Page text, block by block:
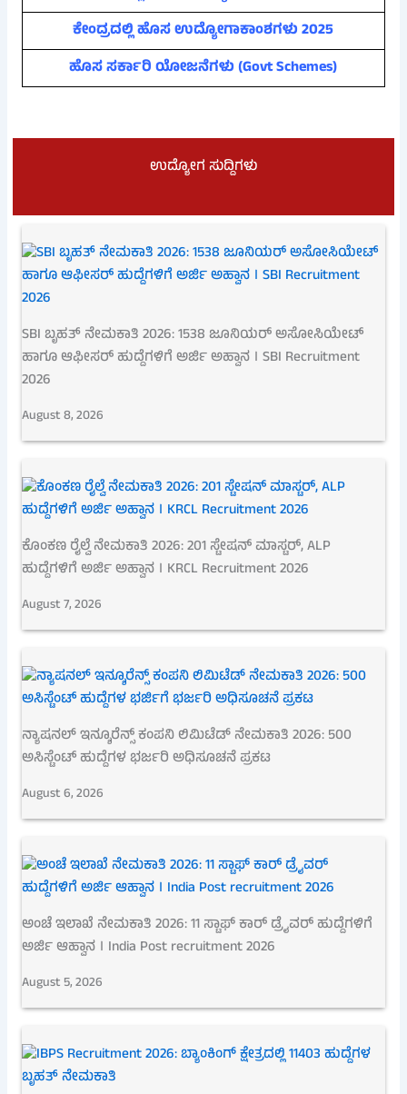
ಕೇಂದ್ರದಲ್ಲಿ ಹೊಸ ಉದ್ಯೋಗಾಕಾಂಶಗಳು 2025
ಹೊಸ ಸರ್ಕಾರಿ ಯೋಜನೆಗಳು (Govt Schemes)
ಉದ್ಯೋಗ ಸುದ್ದಿಗಳು
SBI ಬೃಹತ್ ನೇಮಕಾತಿ 2026: 1538 ಜೂನಿಯರ್ ಅಸೋಸಿಯೇಟ್
ಹಾಗೂ ಆಫೀಸರ್ ಹುದ್ದೆಗಳಿಗೆ ಅರ್ಜಿ ಅಹ್ವಾನ । SBI Recruitment
2026
August 8, 2026
ಕೊಂಕಣ ರೈಲ್ವೆ ನೇಮಕಾತಿ 2026: 201 ಸ್ಟೇಷನ್ ಮಾಸ್ಟರ್, ALP
ಹುದ್ದೆಗಳಿಗೆ ಅರ್ಜಿ ಅಹ್ವಾನ । KRCL Recruitment 2026
August 7, 2026
ನ್ಯಾಷನಲ್ ಇನ್ಶೂರೆನ್ಸ್ ಕಂಪನಿ ಲಿಮಿಟೆಡ್ ನೇಮಕಾತಿ 2026: 500
ಅಸಿಸ್ಟೆಂಟ್ ಹುದ್ದೆಗಳ ಭರ್ಜರಿ ಅಧಿಸೂಚನೆ ಪ್ರಕಟ
August 6, 2026
ಅಂಚೆ ಇಲಾಖೆ ನೇಮಕಾತಿ 2026: 11 ಸ್ಟಾಫ್ ಕಾರ್ ಡ್ರೈವರ್ ಹುದ್ದೆಗಳಿಗೆ
ಅರ್ಜಿ ಆಹ್ವಾನ । India Post recruitment 2026
August 5, 2026